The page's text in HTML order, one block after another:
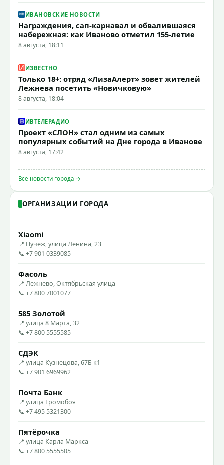
ИВАНОВСКИЕ НОВОСТИ
Награждения, сап-карнавал и обвалившаяся
набережная: как Иваново отметил 155-летие
8 августа, 18:11
ИЗВЕСТНО
Только 18+: отряд «ЛизаАлерт» зовет жителей
Лежнева посетить «Новичковую»
8 августа, 18:04
ИВТЕЛЕРАДИО
Проект «СЛОН» стал одним из самых
популярных событий на Дне города в Иванове
8 августа, 17:42
Все новости города →
ОРГАНИЗАЦИИ ГОРОДА
Xiaomi
📍 Пучеж, улица Ленина, 23
📞 +7 901 0339085
Фасоль
📍 Лежнево, Октябрьская улица
📞 +7 800 7001077
585 Золотой
📍 улица 8 Марта, 32
📞 +7 800 5555585
СДЭК
📍 улица Кузнецова, 67Б к1
📞 +7 901 6969962
Почта Банк
📍 улица Громобоя
📞 +7 495 5321300
Пятёрочка
📍 улица Карла Маркса
📞 +7 800 5555505